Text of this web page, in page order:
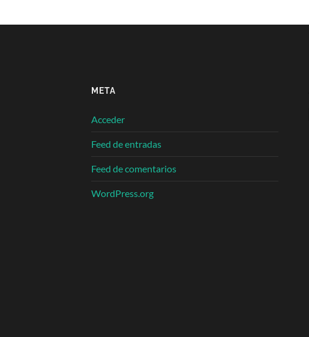
META
Acceder
Feed de entradas
Feed de comentarios
WordPress.org